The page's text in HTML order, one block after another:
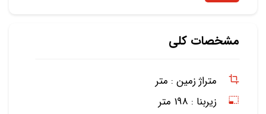
مشخصات کلی
متراژ زمین : متر
زیربنا : 198 متر